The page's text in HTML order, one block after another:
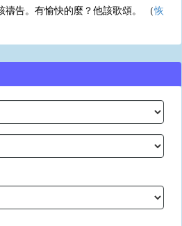
禱告。有愉快的麼？他該歌頌。 （恢